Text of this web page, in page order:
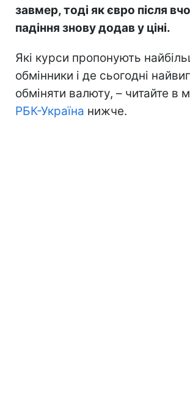
завмер, тоді як євро після
падіння знову додав у ціні.
Які курси пропонують
обмінники і де сьогодні
обміняти валюту, – читайте в
РБК-Україна нижче.